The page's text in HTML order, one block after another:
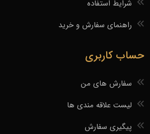
شرایط استفاده
راهنمای سفارش و خرید
حساب کاربری
سفارش های من
لیست علاقه مندی ها
پیگیری سفارش